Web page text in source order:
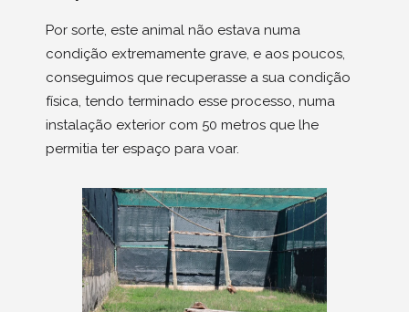
Por sorte, este animal não estava numa
condição extremamente grave, e aos poucos,
conseguimos que recuperasse a sua condição
física, tendo terminado esse processo, numa
instalação exterior com 50 metros que lhe
permitia ter espaço para voar.